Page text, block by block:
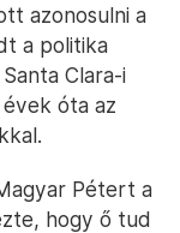
azonosulni a
a politika
Clara-i
óta az
Pétert a
hogy ő tud